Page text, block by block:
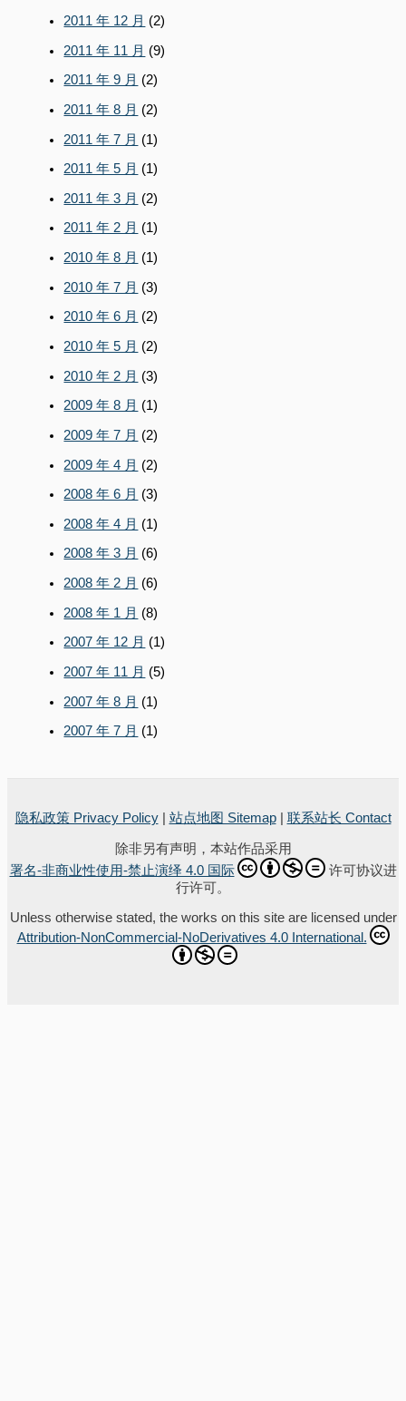
2011 年 12 月 (2)
2011 年 11 月 (9)
2011 年 9 月 (2)
2011 年 8 月 (2)
2011 年 7 月 (1)
2011 年 5 月 (1)
2011 年 3 月 (2)
2011 年 2 月 (1)
2010 年 8 月 (1)
2010 年 7 月 (3)
2010 年 6 月 (2)
2010 年 5 月 (2)
2010 年 2 月 (3)
2009 年 8 月 (1)
2009 年 7 月 (2)
2009 年 4 月 (2)
2008 年 6 月 (3)
2008 年 4 月 (1)
2008 年 3 月 (6)
2008 年 2 月 (6)
2008 年 1 月 (8)
2007 年 12 月 (1)
2007 年 11 月 (5)
2007 年 8 月 (1)
2007 年 7 月 (1)
隐私政策 Privacy Policy| 站点地图 Sitemap| 联系站长 Contact
除非另有声明，本站作品采用
署名-非商业性使用-禁止演绎 4.0 国际
许可协议进
行许可。
Unless otherwise stated, the works on this site are licensed under
Attribution-NonCommercial-NoDerivatives 4.0 International.